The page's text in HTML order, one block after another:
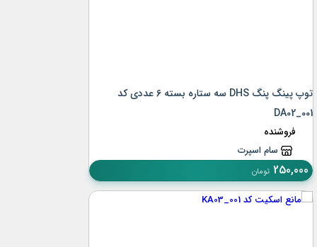
توپ پینگ پنگ DHS سه ستاره بسته 6 عددی کد
DA02_001
فروشنده
سام اسپرت
250,000 تومان